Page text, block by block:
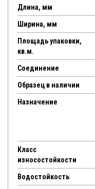
Длина, мм
Ширина, мм
Площадь упаковки,
кв.м.
Соединение
Образец в наличии
Назначение
Класс
износостойкости
Водостойкость